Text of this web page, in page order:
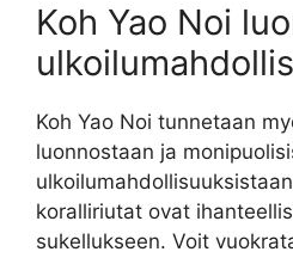
Koh Yao Noi
Koh Yao Noi tunnetaan
luonnostaan ja
koralliriutat ovat
sukellukseen. Voit